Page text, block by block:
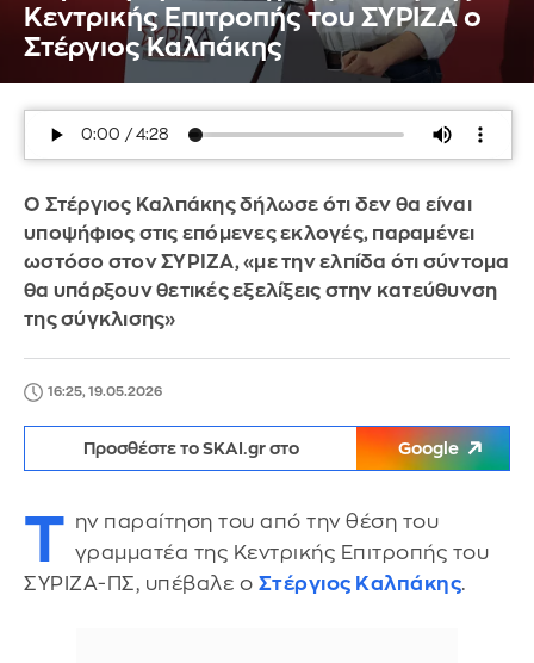
Κεντρικής Επιτροπής του ΣΥΡΙΖΑ ο
Στέργιος Καλπάκης
Ο Στέργιος Καλπάκης δήλωσε ότι δεν θα είναι
υποψήφιος στις επόμενες εκλογές, παραμένει
ωστόσο στον ΣΥΡΙΖΑ, «με την ελπίδα ότι σύντομα
θα υπάρξουν θετικές εξελίξεις στην κατεύθυνση
της σύγκλισης»
16:25, 19.05.2026
Προσθέστε το SKAI.gr στο Google
Τ ην παραίτηση του από την θέση του
γραμματέα της Κεντρικής Επιτροπής του
ΣΥΡΙΖΑ-ΠΣ, υπέβαλε ο Στέργιος Καλπάκης.